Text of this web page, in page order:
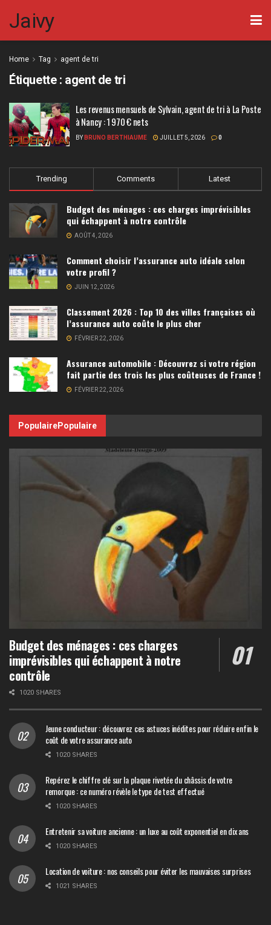
Jaivy
Home Tag agent de tri
Étiquette : agent de tri
Les revenus mensuels de Sylvain, agent de tri à La Poste
à Nancy : 1 970 € nets
BY BRUNO BERTHIAUME JUILLET 5, 2026 0
Trending Comments Latest
Budget des ménages : ces charges imprévisibles
qui échappent à notre contrôle
AOÛT 4, 2026
Comment choisir l’assurance auto idéale selon
votre profil ?
JUIN 12, 2026
Classement 2026 : Top 10 des villes françaises où
l’assurance auto coûte le plus cher
FÉVRIER 22, 2026
Assurance automobile : Découvrez si votre région
fait partie des trois les plus coûteuses de France !
FÉVRIER 22, 2026
PopulairePopulaire
Budget des ménages : ces charges
imprévisibles qui échappent à notre
contrôle
1020 SHARES
Jeune conducteur : découvrez ces astuces inédites pour réduire enfin le
coût de votre assurance auto
1020 SHARES
Repérez le chiffre clé sur la plaque rivetée du châssis de votre
remorque : ce numéro révèle le type de test effectué
1020 SHARES
Entretenir sa voiture ancienne : un luxe au coût exponentiel en dix ans
1020 SHARES
Location de voiture : nos conseils pour éviter les mauvaises surprises
1021 SHARES